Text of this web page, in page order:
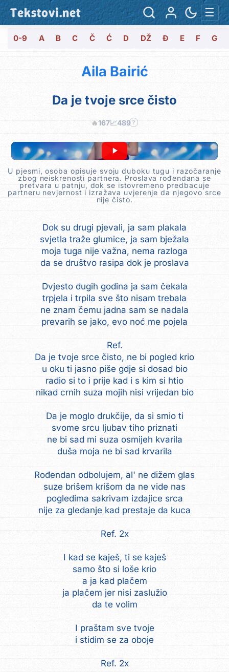
Tekstovi.net ☰
0-9 A B C Č Ć D DŽ Đ E F G
Aila Bairić
Da je tvoje srce čisto
🔥167📈489 ?
U pjesmi, osoba opisuje svoju duboku tugu i razočaranje
zbog neiskrenosti partnera. Proslava rođendana se
pretvara u patnju, dok se istovremeno predbacuje
partneru nevjernost i izražava uvjerenje da njegovo srce
nije čisto.
Dok su drugi pjevali, ja sam plakala
svjetla traže glumice, ja sam bježala
moja tuga nije važna, nema razloga
da se društvo rasipa dok je proslava
Dvjesto dugih godina ja sam čekala
trpjela i trpila sve što nisam trebala
ne znam čemu jadna sam se nadala
prevarih se jako, evo noć me pojela
Ref.
Da je tvoje srce čisto, ne bi pogled krio
u oku ti jasno piše gdje si dosad bio
radio si to i prije kad i s kim si htio
nikad crnih suza mojih nisi vrijedan bio
Da je moglo drukčije, da si smio ti
svome srcu ljubav tiho priznati
ne bi sad mi suza osmijeh kvarila
duša moja ne bi sad krvarila
Rođendan odbolujem, al' ne dižem glas
suze brišem krišom da ne vide nas
pogledima sakrivam izdajice srca
nije za gledanje kad prestaje da kuca
Ref. 2x
I kad se kaješ, ti se kaješ
samo što si loše krio
a ja kad plačem
ja plačem jer nisi zaslužio
da te volim
I praštam sve tvoje
i stidim se za oboje
Ref. 2x